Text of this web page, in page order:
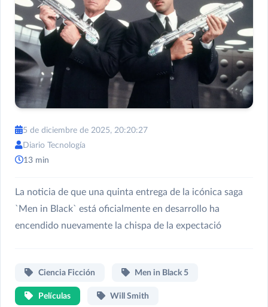
5 de diciembre de 2025, 20:20:27
Diario Tecnología
13 min
La noticia de que una quinta entrega de la icónica saga
`Men in Black` está oficialmente en desarrollo ha
encendido nuevamente la chispa de la expectació
Ciencia Ficción Men in Black 5
Películas Will Smith